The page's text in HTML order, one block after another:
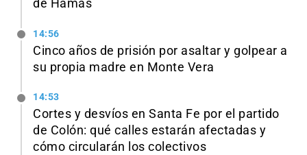
de Hamás
14:56
Cinco años de prisión por asaltar y golpear a
su propia madre en Monte Vera
14:53
Cortes y desvíos en Santa Fe por el partido
de Colón: qué calles estarán afectadas y
cómo circularán los colectivos